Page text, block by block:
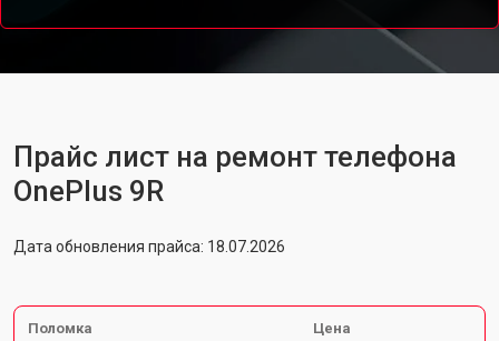
Прайс лист на ремонт телефона
OnePlus 9R
Дата обновления прайса: 18.07.2026
Поломка Цена